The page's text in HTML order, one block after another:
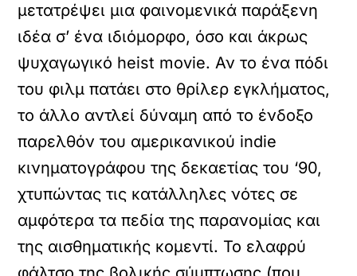
μετατρέψει μια φαινομενικά παράξενη
ιδέα σ’ ένα ιδιόμορφο, όσο και άκρως
ψυχαγωγικό heist movie. Αν το ένα πόδι
του φιλμ πατάει στο θρίλερ εγκλήματος,
το άλλο αντλεί δύναμη από το ένδοξο
παρελθόν του αμερικανικού indie
κινηματογράφου της δεκαετίας του ‘90,
χτυπώντας τις κατάλληλες νότες σε
αμφότερα τα πεδία της παρανομίας και
της αισθηματικής κομεντί. Το ελαφρύ